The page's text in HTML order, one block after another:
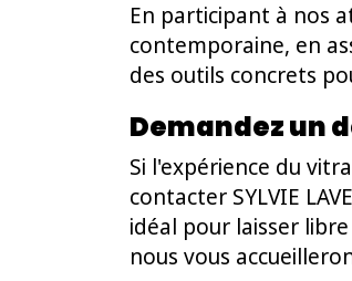
En participant à nos
contemporaine, en
des outils concrets
Demandez un
Si l'expérience du
contacter SYLVIE
idéal pour laisser
nous vous